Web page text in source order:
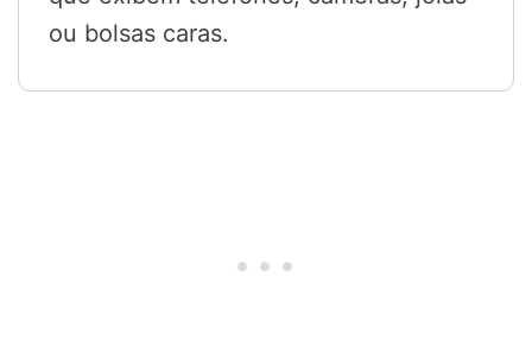
ou bolsas caras.